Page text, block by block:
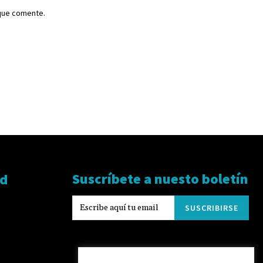
comente.
Suscríbete a nuesto boletín
SUSCRIBIRSE